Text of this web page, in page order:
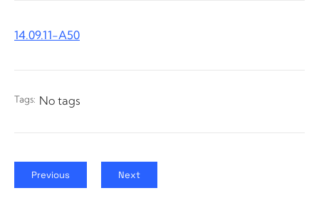
14.09.11-A50
Tags: No tags
Previous Next